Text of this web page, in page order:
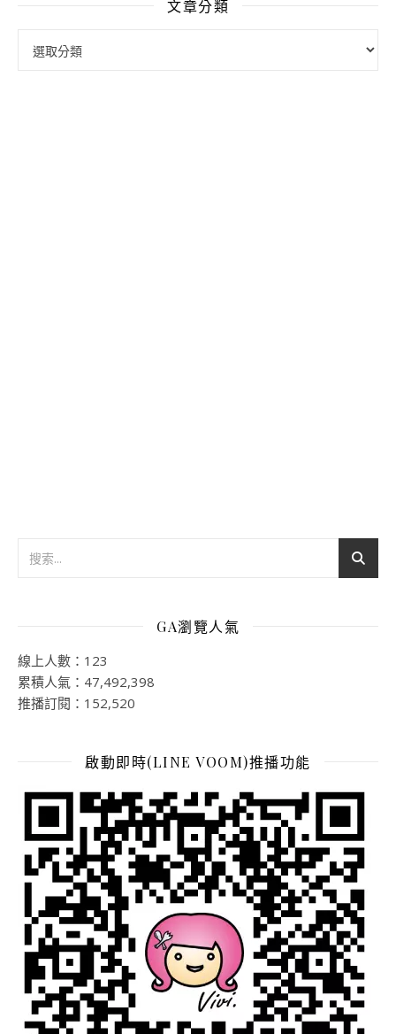
文章分類
GA瀏覽人氣
線上人數：123
累積人氣：47,492,398
推播訂閱：152,520
啟動即時(LINE VOOM)推播功能